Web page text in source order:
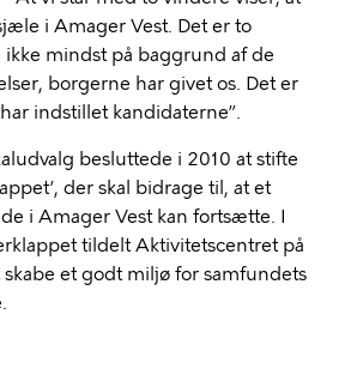
i Amager Vest. Det er to
mindst på baggrund af de
borgerne har givet os. Det er
indstillet kandidaterne”.
besluttede i 2010 at stifte
der skal bidrage til, at et
i Amager Vest kan fortsætte. I
tildelt Aktivitetscentret på
et godt miljø for samfundets